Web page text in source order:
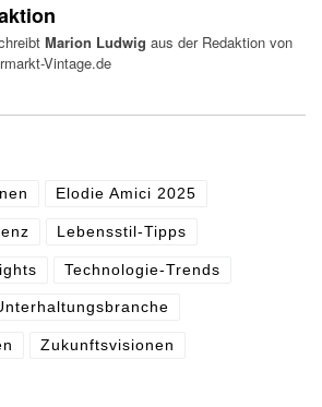
Marion Ludwig aus der Redaktion von
Vintage.de
Elodie Amici 2025
Lebensstil-Tipps
Technologie-Trends
Zukunftsvisionen